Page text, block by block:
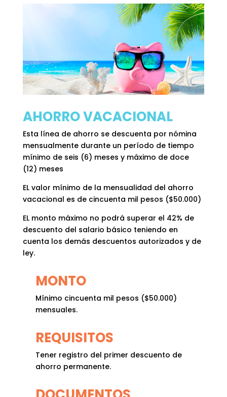
AHORRO VACACIONAL
Esta línea de ahorro se descuenta por nómina
mensualmente durante un período de tiempo
mínimo de seis (6) meses y máximo de doce
(12) meses
EL valor mínimo de la mensualidad del ahorro
vacacional es de cincuenta mil pesos ($50.000)
EL monto máximo no podrá superar el 42% de
descuento del salario básico teniendo en
cuenta los demás descuentos autorizados y de
ley.
MONTO
Mínimo cincuenta mil pesos ($50.000)
mensuales.
REQUISITOS
Tener registro del primer descuento de
ahorro permanente.